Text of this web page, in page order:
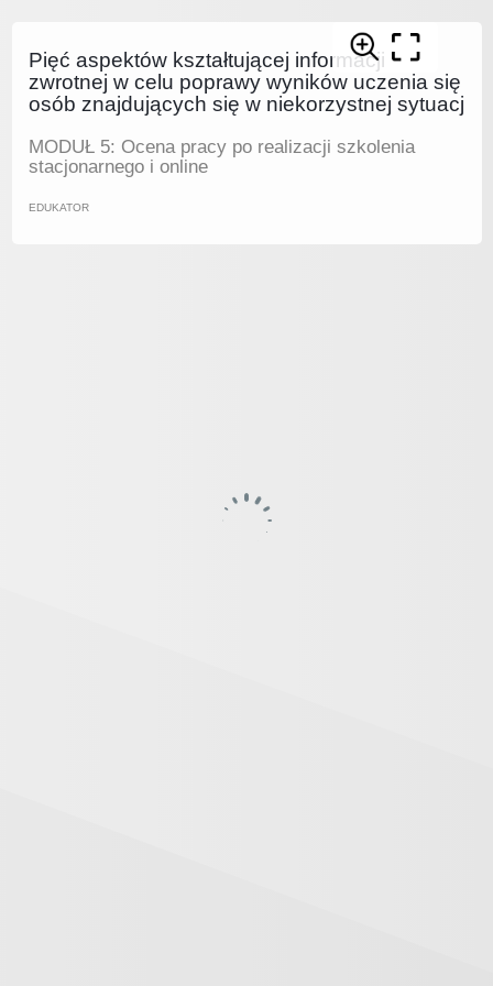
Pięć aspektów kształtującej informacji
zwrotnej w celu poprawy wyników uczenia się
osób znajdujących się w niekorzystnej sytuacj
MODUŁ 5: Ocena pracy po realizacji szkolenia
stacjonarnego i online
EDUKATOR